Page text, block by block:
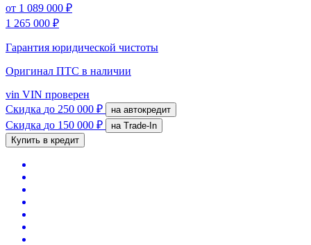
от 1 089 000 ₽
1 265 000 ₽
Гарантия юридической чистоты
Оригинал ПТС в наличии
vin VIN проверен
Скидка до 250 000 ₽ на автокредит
Скидка до 150 000 ₽
на Trade-In
Купить в кредит